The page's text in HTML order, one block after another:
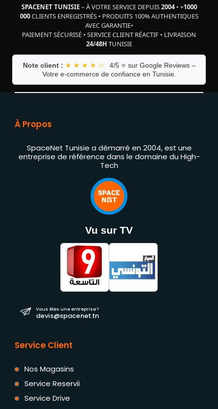
SPACENET TUNISIE– À VOTRE SERVICE DEPUIS2004• +1000
000CLIENTS ENREGISTRÉS• PRODUITS 100% AUTHENTIQUES
AVEC GARANTIE•
PAIEMENT SÉCURISÉ • SERVICE CLIENT RÉACTIF • LIVRAISON
24/48H TUNISIE
Note client : ★ ★ ★ ★ ☆
4/5 ⭐ sur Google Reviews –
Votre e-commerce de confiance en Tunisie.
À Propos
SpaceNet Tunisie a démarré en 2004, est une
entreprise de référence dans le domaine du High-
Tech
Vu sur TV
Vous êtes une entreprise ?
devis@spacenet.tn
Service Client
Nos Magasins
Service Reservii
Service Drive